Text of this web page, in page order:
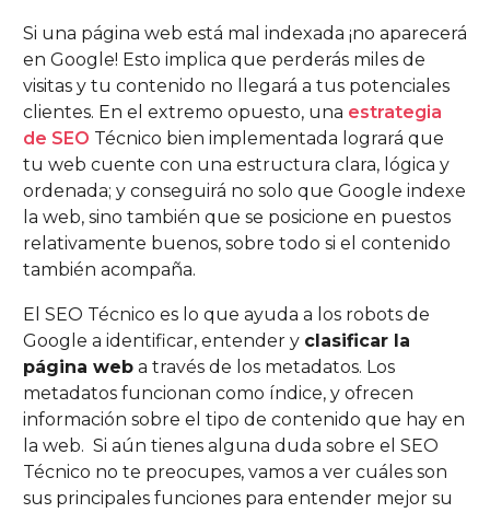
Si una página web está mal indexada ¡no aparecerá
en Google! Esto implica que perderás miles de
visitas y tu contenido no llegará a tus potenciales
clientes. En el extremo opuesto, una estrategia
de SEO Técnico bien implementada logrará que
tu web cuente con una estructura clara, lógica y
ordenada; y conseguirá no solo que Google indexe
la web, sino también que se posicione en puestos
relativamente buenos, sobre todo si el contenido
también acompaña.
El SEO Técnico es lo que ayuda a los robots de
Google a identificar, entender y clasificar la
página web a través de los metadatos. Los
metadatos funcionan como índice, y ofrecen
información sobre el tipo de contenido que hay en
la web. Si aún tienes alguna duda sobre el SEO
Técnico no te preocupes, vamos a ver cuáles son
sus principales funciones para entender mejor su